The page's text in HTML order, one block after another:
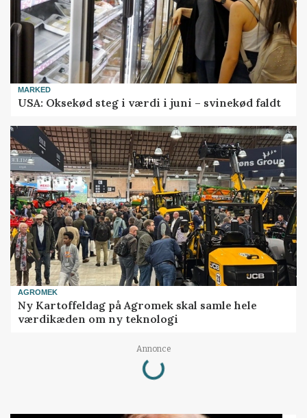
MARKED
USA: Oksekød steg i værdi i juni – svinekød faldt
AGROMEK
Ny Kartoffeldag på Agromek skal samle hele
værdikæden om ny teknologi
Annonce
Loading...